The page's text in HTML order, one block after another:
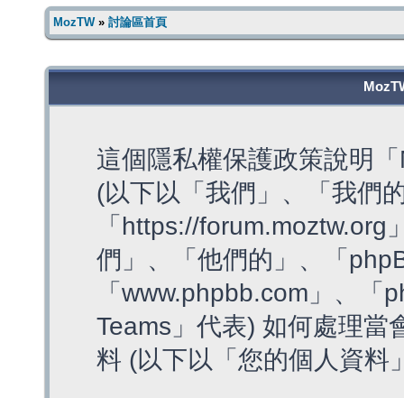
MozTW» 討論區首頁
這個隱私權保護政策說明
(以下以「我們」、「我們
「https://
們」、「他們的」、「
「www.phpbb.com」、
Teams」代表) 如何處理當
料 (以下以「您的個人資料